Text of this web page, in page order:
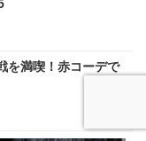
を満喫！赤コーデで